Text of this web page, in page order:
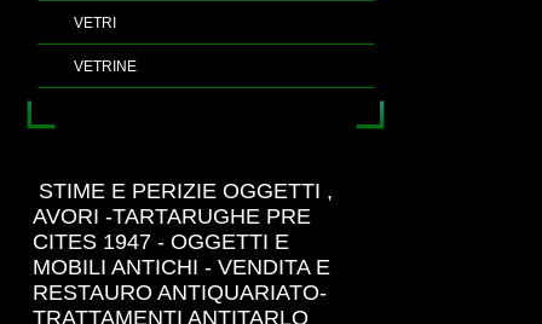
VETRI
VETRINE
STIME E PERIZIE OGGETTI ,
AVORI -TARTARUGHE PRE
CITES 1947 - OGGETTI E
MOBILI ANTICHI - VENDITA E
RESTAURO ANTIQUARIATO-
TRATTAMENTI ANTITARLO